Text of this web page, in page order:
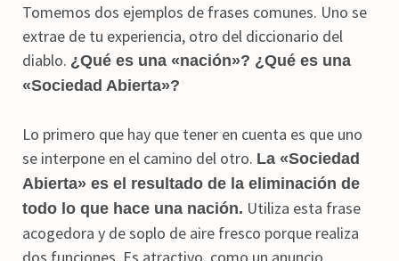
Tomemos dos ejemplos de frases comunes. Uno se
extrae de tu experiencia, otro del diccionario del
diablo. ¿Qué es una «nación»? ¿Qué es una
«Sociedad Abierta»?
Lo primero que hay que tener en cuenta es que uno
se interpone en el camino del otro. La «Sociedad
Abierta» es el resultado de la eliminación de
todo lo que hace una nación. Utiliza esta frase
acogedora y de soplo de aire fresco porque realiza
dos funciones. Es atractivo, como un anuncio